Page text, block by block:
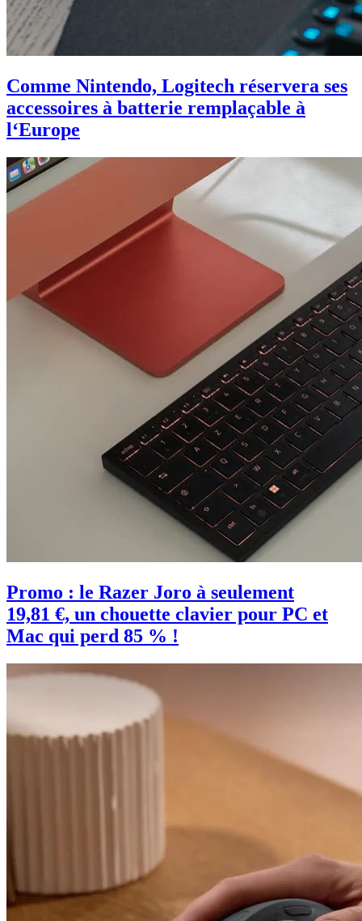
Comme Nintendo, Logitech réservera ses
accessoires à batterie remplaçable à
l‘Europe
Promo : le Razer Joro à seulement
19,81 €, un chouette clavier pour PC et
Mac qui perd 85 % !